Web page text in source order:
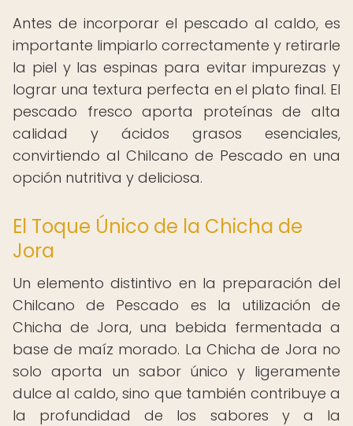
Antes de incorporar el pescado al caldo, es
importante limpiarlo correctamente y retirarle
la piel y las espinas para evitar impurezas y
lograr una textura perfecta en el plato final. El
pescado fresco aporta proteínas de alta
calidad y ácidos grasos esenciales,
convirtiendo al Chilcano de Pescado en una
opción nutritiva y deliciosa.
El Toque Único de la Chicha de
Jora
Un elemento distintivo en la preparación del
Chilcano de Pescado es la utilización de
Chicha de Jora, una bebida fermentada a
base de maíz morado. La Chicha de Jora no
solo aporta un sabor único y ligeramente
dulce al caldo, sino que también contribuye a
la profundidad de los sabores y a la